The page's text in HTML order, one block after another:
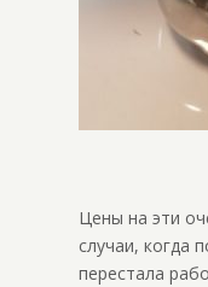
Цены на эти
случаи, когда
перестала